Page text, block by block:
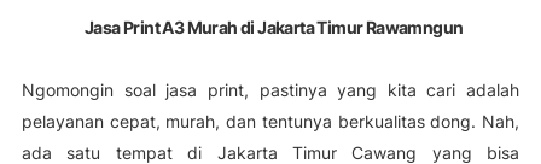
Jasa Print A3 Murah di Jakarta Timur Rawamngun
Ngomongin soal jasa print, pastinya yang kita cari adalah
pelayanan cepat, murah, dan tentunya berkualitas dong. Nah,
ada satu tempat di Jakarta Timur Cawang yang bisa